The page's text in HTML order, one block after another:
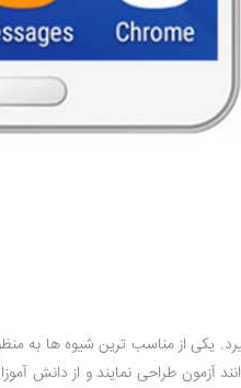
یکی از مناسب ترین شیوه ها به
آزمون طراحی نمایند و از دانش